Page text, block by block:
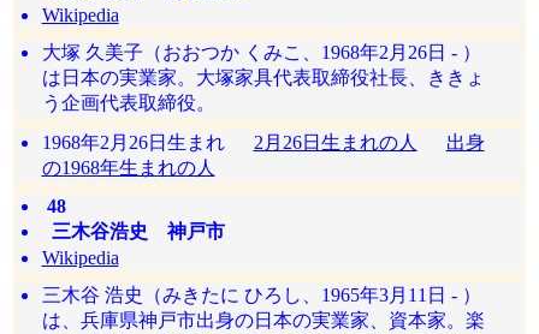
Wikipedia
大塚 久美子（おおつか くみこ、1968年2月26日 - ）
は日本の実業家。大塚家具代表取締役社長、ききょ
う企画代表取締役。
1968年2月26日生まれ 2月26日生まれの人
出身
の1968年生まれの人
48
三木谷浩史 神戸市
Wikipedia
三木谷 浩史（みきたに ひろし、1965年3月11日 - ）
は、兵庫県神戸市出身の日本の実業家、資本家。楽